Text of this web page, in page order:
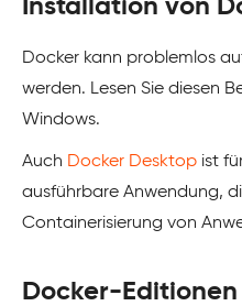
Installation von
Docker kann problemlos
werden. Lesen Sie diesen
Windows.
Auch Docker Desktop ist
ausführbare Anwendung,
Containerisierung von
Docker-